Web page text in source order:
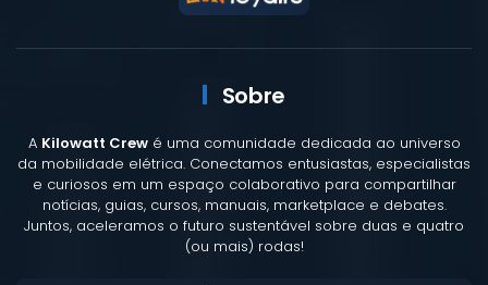
Sobre
A Kilowatt Crewé uma comunidade dedicada ao universo
da mobilidade elétrica. Conectamos entusiastas, especialistas
e curiosos em um espaço colaborativo para compartilhar
notícias, guias, cursos, manuais, marketplace e debates.
Juntos, aceleramos o futuro sustentável sobre duas e quatro
(ou mais) rodas!